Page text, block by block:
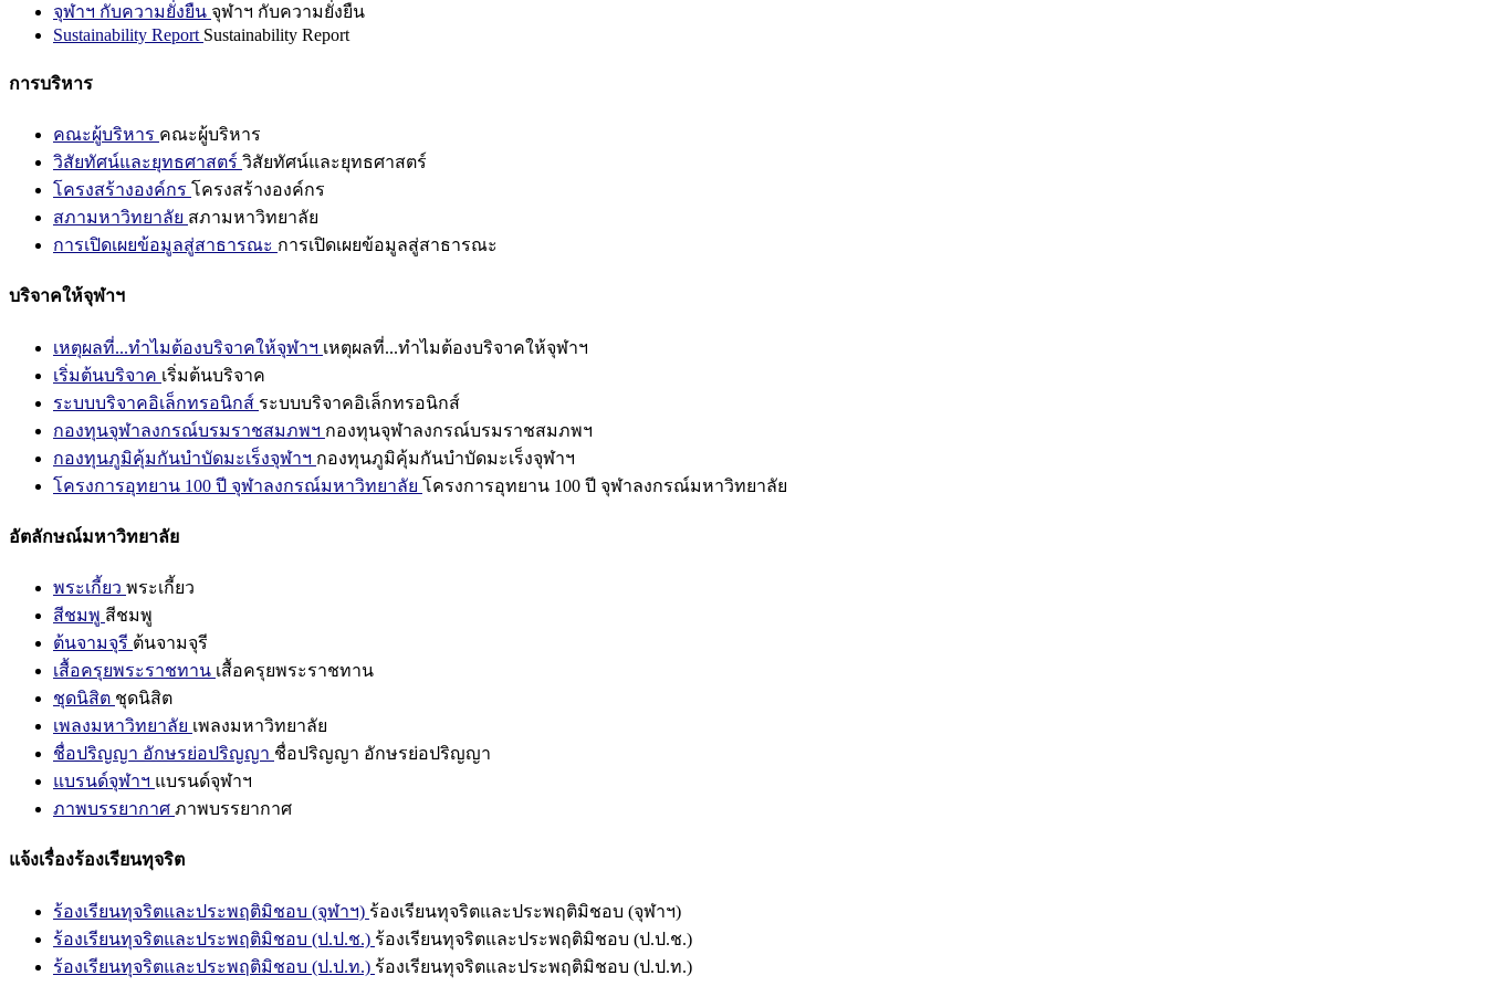
จุฬาฯ กับความยั่งยืน จุฬาฯ กับความยั่งยืน
Sustainability Report Sustainability Report
การบริหาร
คณะผู้บริหาร คณะผู้บริหาร
วิสัยทัศน์และยุทธศาสตร์ วิสัยทัศน์และยุทธศาสตร์
โครงสร้างองค์กร โครงสร้างองค์กร
สภามหาวิทยาลัย สภามหาวิทยาลัย
การเปิดเผยข้อมูลสู่สาธารณะ การเปิดเผยข้อมูลสู่สาธารณะ
บริจาคให้จุฬาฯ
เหตุผลที่...ทำไมต้องบริจาคให้จุฬาฯ เหตุผลที่...ทำไมต้องบริจาคให้จุฬาฯ
เริ่มต้นบริจาค เริ่มต้นบริจาค
ระบบบริจาคอิเล็กทรอนิกส์ ระบบบริจาคอิเล็กทรอนิกส์
กองทุนจุฬาลงกรณ์บรมราชสมภพฯ กองทุนจุฬาลงกรณ์บรมราชสมภพฯ
กองทุนภูมิคุ้มกันบำบัดมะเร็งจุฬาฯ กองทุนภูมิคุ้มกันบำบัดมะเร็งจุฬาฯ
โครงการอุทยาน 100 ปี จุฬาลงกรณ์มหาวิทยาลัย โครงการอุทยาน 100 ปี จุฬาลงกรณ์มหาวิทยาลัย
อัตลักษณ์มหาวิทยาลัย
พระเกี้ยว พระเกี้ยว
สีชมพู สีชมพู
ต้นจามจุรี ต้นจามจุรี
เสื้อครุยพระราชทาน เสื้อครุยพระราชทาน
ชุดนิสิต ชุดนิสิต
เพลงมหาวิทยาลัย เพลงมหาวิทยาลัย
ชื่อปริญญา อักษรย่อปริญญา ชื่อปริญญา อักษรย่อปริญญา
แบรนด์จุฬาฯ แบรนด์จุฬาฯ
ภาพบรรยากาศ ภาพบรรยากาศ
แจ้งเรื่องร้องเรียนทุจริต
ร้องเรียนทุจริตและประพฤติมิชอบ (จุฬาฯ) ร้องเรียนทุจริตและประพฤติมิชอบ (จุฬาฯ)
ร้องเรียนทุจริตและประพฤติมิชอบ (ป.ป.ช.) ร้องเรียนทุจริตและประพฤติมิชอบ (ป.ป.ช.)
ร้องเรียนทุจริตและประพฤติมิชอบ (ป.ป.ท.) ร้องเรียนทุจริตและประพฤติมิชอบ (ป.ป.ท.)